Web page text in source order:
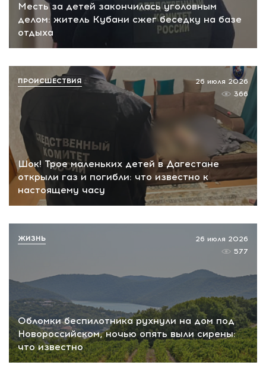
Месть за детей закончилась уголовным
делом: житель Кубани сжег беседку на базе
отдыха
Шок! Трое маленьких детей в Дагестане
открыли газ и погибли: что известно к
настоящему часу
26 июля 2026
366
ПРОИСШЕСТВИЯ
Обломки беспилотника рухнули на дом под
Новороссийском, ночью опять выли сирены:
что известно
26 июля 2026
577
ЖИЗНЬ